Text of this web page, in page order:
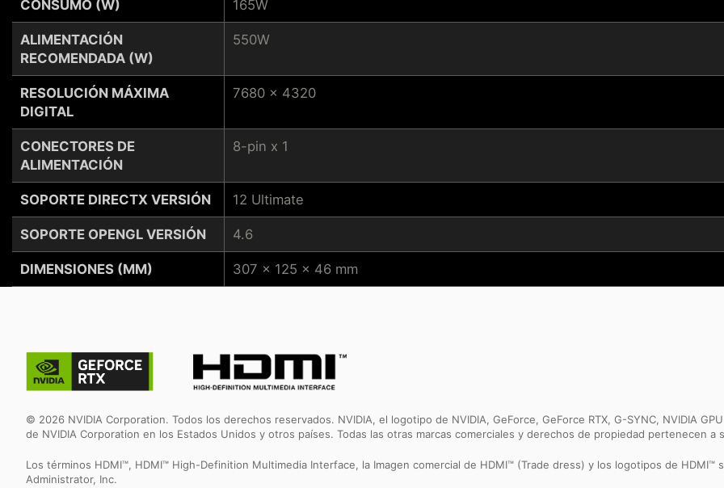
CONSUMO (W)
ALIMENTACIÓN
RECOMENDADA (W)
RESOLUCIÓN MÁXIMA
DIGITAL
CONECTORES DE
ALIMENTACIÓN
SOPORTE DIRECTX VERSIÓN
SOPORTE OPENGL VERSIÓN
DIMENSIONES (MM)
165W
550W
7680 x 4320
8-pin x 1
12 Ultimate
4.6
307 x 125 x 46 mm
© 2026 NVIDIA Corporation. Todos los derechos reservados. NVIDIA, el logotipo de NVIDIA, GeForce, GeForce RTX, G-SYNC, NVIDIA
de NVIDIA Corporation en los Estados Unidos y otros países. Todas las otras marcas comerciales y derechos de propiedad pertenecen a
Los términos HDMI™, HDMI™ High-Definition Multimedia Interface, la Imagen comercial de HDMI™ (Trade dress) y los logotipos de HDMI™
Administrator, Inc.